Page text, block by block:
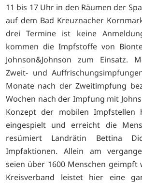
11 bis 17 Uhr in den Räumen der
auf dem Bad Kreuznacher
drei Termine ist keine
kommen die Impfstoffe von
Johnson&Johnson zum Einsatz.
Zweit- und
Monate nach der Zweitimpfung
Wochen nach der Impfung mit
Konzept der mobilen
eingespielt und erreicht die
resümiert Landrätin Bettina
Impfaktionen. Allein am
seien über 1600 Menschen geimpft
Kreisverband leistet hier eine